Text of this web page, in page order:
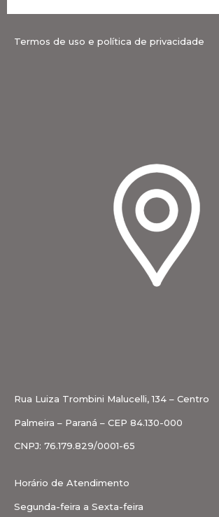
Termos de uso e política de privacidade
Rua Luiza Trombini Malucelli, 134 – Centro
Palmeira – Paraná – CEP 84.130-000
CNPJ: 76.179.829/0001-65
Horário de Atendimento
Segunda-feira a Sexta-feira